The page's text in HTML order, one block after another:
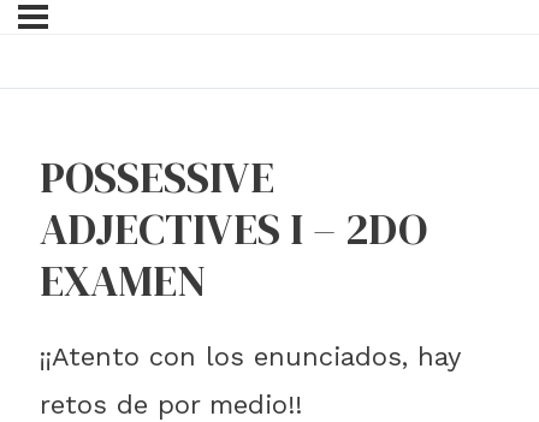
POSSESSIVE
ADJECTIVES I – 2DO
EXAMEN
¡¡Atento con los enunciados, hay
retos de por medio!!